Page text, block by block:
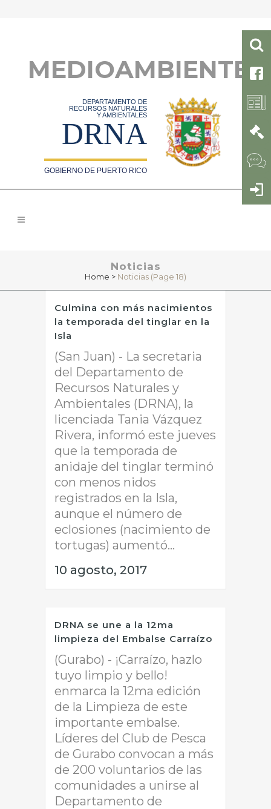
MEDIOAMBIENTE
DEPARTAMENTO DE
RECURSOS NATURALES
Y AMBIENTALES
DRNA
GOBIERNO DE PUERTO RICO
Noticias
Home > Noticias (Page 18)
Culmina con más nacimientos
la temporada del tinglar en la
Isla
(San Juan) - La secretaria
del Departamento de
Recursos Naturales y
Ambientales (DRNA), la
licenciada Tania Vázquez
Rivera, informó este jueves
que la temporada de
anidaje del tinglar terminó
con menos nidos
registrados en la Isla,
aunque el número de
eclosiones (nacimiento de
tortugas) aumentó...
10 agosto, 2017
DRNA se une a la 12ma
limpieza del Embalse Carraízo
(Gurabo) - ¡Carraízo, hazlo
tuyo limpio y bello!​
enmarca la 12ma edición
de la Limpieza de este
importante embalse.
Líderes del Club de Pesca
de Gurabo convocan a más
de 200 voluntarios de las
comunidades a unirse al
Departamento de